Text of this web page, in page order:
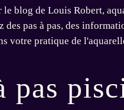
le blog de Louis Robert,
des pas à pas, des
votre pratique de
pas